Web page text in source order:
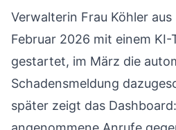
Verwalterin Frau Köhler
Februar 2026 mit einem
gestartet, im März die
Schadensmeldung
später zeigt das